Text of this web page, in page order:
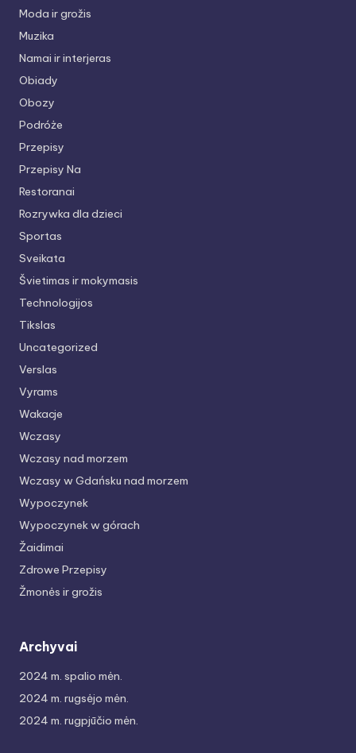
Moda ir grožis
Muzika
Namai ir interjeras
Obiady
Obozy
Podróże
Przepisy
Przepisy Na
Restoranai
Rozrywka dla dzieci
Sportas
Sveikata
Švietimas ir mokymasis
Technologijos
Tikslas
Uncategorized
Verslas
Vyrams
Wakacje
Wczasy
Wczasy nad morzem
Wczasy w Gdańsku nad morzem
Wypoczynek
Wypoczynek w górach
Žaidimai
Zdrowe Przepisy
Žmonės ir grožis
Archyvai
2024 m. spalio mėn.
2024 m. rugsėjo mėn.
2024 m. rugpjūčio mėn.